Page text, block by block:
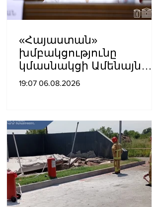
«Հայաստան»
խմբակցությունը
կմասնակցի Ամենայն
Հայոց Կաթողիկոսի
19:07 06.08.2026